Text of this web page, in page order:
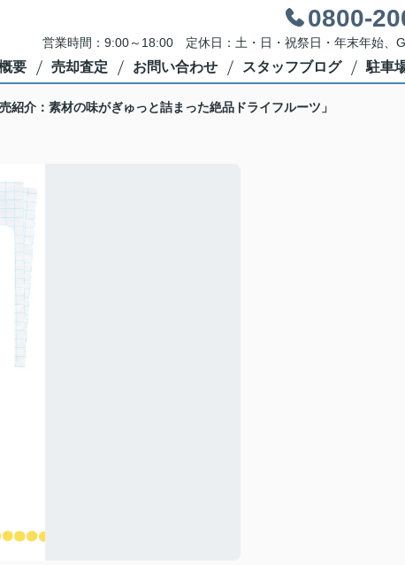
0800-
営業時間：9:00～18:00 定休日：土・日・祝祭日・年末年始、
要 売却査定 お問い合わせ スタッフブログ 駐車
紹介：素材の味がぎゅっと詰まった絶品ドライフルーツ」